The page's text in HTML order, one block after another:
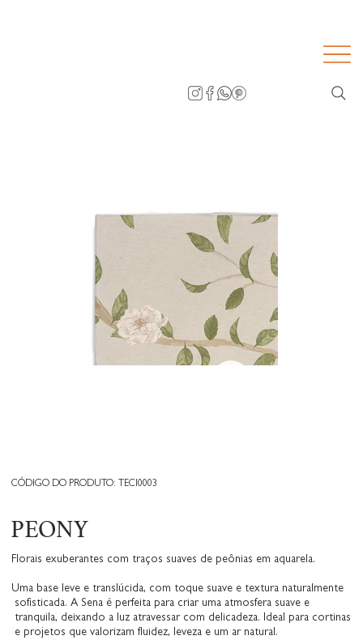
CÓDIGO DO PRODUTO: TECI0003
PEONY
Florais exuberantes com traços suaves de peônias em aquarela.
Uma base leve e translúcida, com toque suave e textura naturalmente
sofisticada. A Sena é perfeita para criar uma atmosfera suave e
tranquila, deixando a luz atravessar com delicadeza. Ideal para cortinas
e projetos que valorizam fluidez, leveza e um ar natural.